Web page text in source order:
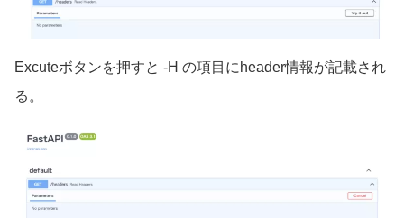
Excuteボタンを押すと -H の項目にheader情報が記載され
る。